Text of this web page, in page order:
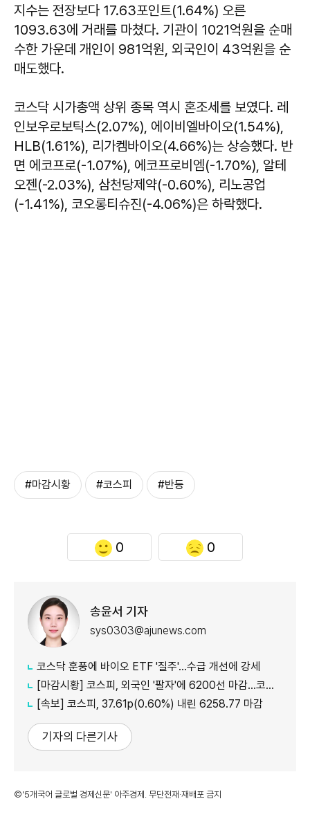
지수는 전장보다 17.63포인트(1.64%) 오른
1093.63에 거래를 마쳤다. 기관이 1021억원을 순매
수한 가운데 개인이 981억원, 외국인이 43억원을 순
매도했다.
코스닥 시가총액 상위 종목 역시 혼조세를 보였다. 레
인보우로보틱스(2.07%), 에이비엘바이오(1.54%),
HLB(1.61%), 리가켐바이오(4.66%)는 상승했다. 반
면 에코프로(-1.07%), 에코프로비엠(-1.70%), 알테
오젠(-2.03%), 삼천당제약(-0.60%), 리노공업
(-1.41%), 코오롱티슈진(-4.06%)은 하락했다.
#마감시황 #코스피 #반등
0 0
송윤서 기자
sys0303@ajunews.com
코스닥 훈풍에 바이오 ETF '질주'…수급 개선에 강세
[마감시황] 코스피, 외국인 '팔자'에 6200선 마감…코스닥도 하락
[속보] 코스피, 37.61p(0.60%) 내린 6258.77 마감
기자의 다른기사
©'5개국어 글로벌 경제신문' 아주경제. 무단전재·재배포 금지